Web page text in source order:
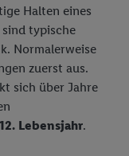
der richtige Sport -
Halten eines
typische
Normalerweise
zuerst aus.
sich über Jahre
Lebensjahr.